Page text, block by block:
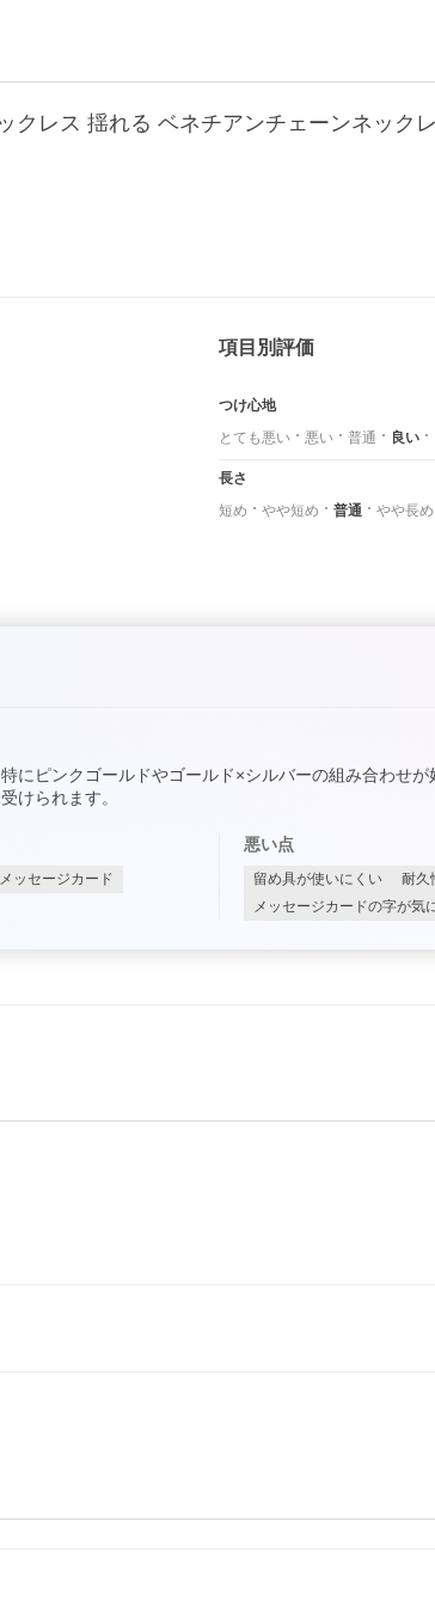
クレス 揺れる ベネチアンチェーンネック
項目別評価
つけ心地
とても悪い
悪い 普通 良い
長さ
短め
やや短め 普通 やや長め
にピンクゴールドやゴールド×シルバーの組み合わせ
けられます。
ッセージカード
悪い点
留め具が使いにくい 耐久
メッセージカードの字が気